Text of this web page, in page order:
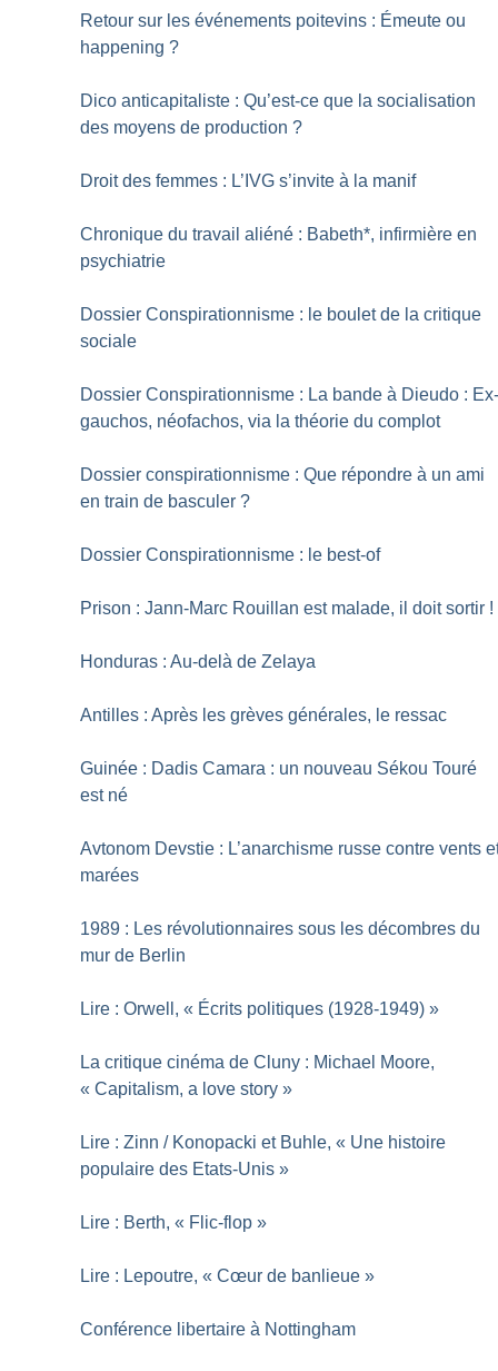
Retour sur les événements poitevins : Émeute ou
happening ?
Dico anticapitaliste : Qu’est-ce que la socialisation
des moyens de production ?
Droit des femmes : L’IVG s’invite à la manif
Chronique du travail aliéné : Babeth*, infirmière en
psychiatrie
Dossier Conspirationnisme : le boulet de la critique
sociale
Dossier Conspirationnisme : La bande à Dieudo :
gauchos, néofachos, via la théorie du complot
Dossier conspirationnisme : Que répondre à un ami
en train de basculer ?
Dossier Conspirationnisme : le best-of
Prison : Jann-Marc Rouillan est malade, il doit sortir !
Honduras : Au-delà de Zelaya
Antilles : Après les grèves générales, le ressac
Guinée : Dadis Camara : un nouveau Sékou Touré
est né
Avtonom Devstie : L’anarchisme russe contre vents
marées
1989 : Les révolutionnaires sous les décombres du
mur de Berlin
Lire : Orwell, « Écrits politiques (1928-1949) »
La critique cinéma de Cluny : Michael Moore,
« Capitalism, a love story »
Lire : Zinn / Konopacki et Buhle, « Une histoire
populaire des Etats-Unis »
Lire : Berth, « Flic-flop »
Lire : Lepoutre, « Cœur de banlieue »
Conférence libertaire à Nottingham